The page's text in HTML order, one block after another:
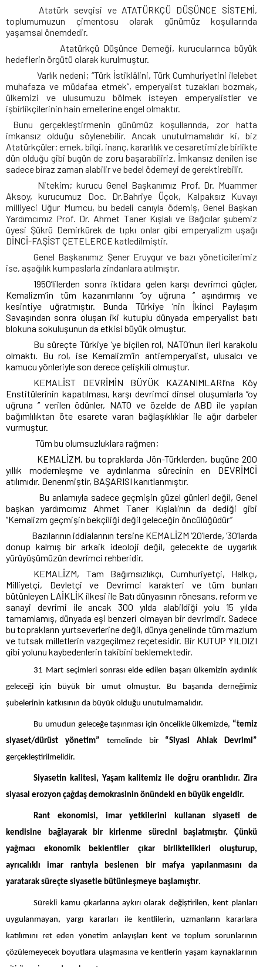
Atatürk sevgisi ve ATATÜRKÇÜ DÜŞÜNCE SİSTEMİ,
toplumumuzun çimentosu olarak günümüz koşullarında
yaşamsal önemdedir.
Atatürkçü Düşünce Derneği, kurucularınca büyük
hedeflerin örgütü olarak kurulmuştur.
Varlık nedeni; “Türk İstiklâlini, Türk Cumhuriyetini ilelebet
muhafaza ve müdafaa etmek”, emperyalist tuzakları bozmak,
ülkemizi ve ulusumuzu bölmek isteyen emperyalistler ve
işbirlikçilerinin hain emellerine engel olmaktır.
Bunu gerçekleştirmenin günümüz koşullarında, zor hatta
imkansız olduğu söylenebilir. Ancak unutulmamalıdır ki, biz
Atatürkçüler; emek, bilgi, inanç, kararlılık ve cesaretimizle birlikte
dün olduğu gibi bugün de zoru başarabiliriz. İmkansız denilen ise
sadece biraz zaman alabilir ve bedel ödemeyi de gerektirebilir.
Nitekim; kurucu Genel Başkanımız Prof. Dr. Muammer
Aksoy, kurucumuz Doc. Dr.Bahriye Üçok, Kalpaksız Kuvayı
milliyeci Uğur Mumcu, bu bedeli canıyla ödemiş, Genel Başkan
Yardımcımız Prof. Dr. Ahmet Taner Kışlalı ve Bağcılar şubemiz
üyesi Şükrü Demirkürek de tıpkı onlar gibi emperyalizm uşağı
DİNCİ-FAŞİST ÇETELERCE katledilmiştir.
Genel Başkanımız Şener Eruygur ve bazı yöneticilerimiz
ise, aşağılık kumpaslarla zindanlara atılmıştır.
1950’lilerden sonra iktidara gelen karşı devrimci güçler,
Kemalizm’in tüm kazanımlarını ‘’oy uğruna ‘’ aşındırmış ve
kesintiye uğratmıştır. Bunda Türkiye ‘nin İkinci Paylaşım
Savaşından sonra oluşan iki kutuplu dünyada emperyalist batı
blokuna sokuluşunun da etkisi büyük olmuştur.
Bu süreçte Türkiye ‘ye biçilen rol, NATO’nun ileri karakolu
olmaktı. Bu rol, ise Kemalizm’in antiemperyalist, ulusalcı ve
kamucu yönleriyle son derece çelişkili olmuştur.
KEMALİST DEVRİMİN BÜYÜK KAZANIMLARI’na Köy
Enstitülerinin kapatılması, karşı devrimci dinsel oluşumlarla ‘’oy
uğruna ‘’ verilen ödünler, NATO ve özelde de ABD ile yapılan
bağımlılıktan öte esarete varan bağlaşıklıklar ile ağır darbeler
vurmuştur.
Tüm bu olumsuzluklara rağmen;
KEMALİZM, bu topraklarda Jön-Türklerden, bugüne 200
yıllık modernleşme ve aydınlanma sürecinin en DEVRİMCİ
atılımıdır. Denenmiştir, BAŞARISI kanıtlanmıştır.
Bu anlamıyla sadece geçmişin güzel günleri değil, Genel
başkan yardımcımız Ahmet Taner Kışlalı’nın da dediği gibi
‘’Kemalizm geçmişin bekçiliği değil geleceğin öncülüğüdür’’
Bazılarının iddialarının tersine KEMALİZM ‘20’lerde, ‘30’larda
donup kalmış bir arkaik ideoloji değil, gelecekte de uygarlık
yürüyüşümüzün devrimci rehberidir.
KEMALİZM, Tam Bağımsızlıkçı, Cumhuriyetçi, Halkçı,
Milliyetçi, Devletçi ve Devrimci karakteri ve tüm bunları
bütünleyen LAİKLİK ilkesi ile Batı dünyasının rönesans, reform ve
sanayi devrimi ile ancak 300 yılda alabildiği yolu 15 yılda
tamamlamış, dünyada eşi benzeri olmayan bir devrimdir. Sadece
bu toprakların yurtseverlerine değil, dünya genelinde tüm mazlum
ve tutsak milletlerin vazgeçilmez reçetesidir. Bir KUTUP YILDIZI
gibi yolunu kaybedenlerin takibini beklemektedir.
31 Mart seçimleri sonrası elde edilen başarı ülkemizin aydınlık
geleceği için büyük bir umut olmuştur. Bu başarıda derneğimiz
şubelerinin katkısının da büyük olduğu unutulmamalıdır.
Bu umudun geleceğe taşınması için öncelikle ülkemizde, “temiz
siyaset/dürüst yönetim” temelinde bir “Siyasi Ahlak Devrimi”
gerçekleştirilmelidir.
Siyasetin kalitesi, Yaşam kalitemiz ile doğru orantılıdır. Zira
siyasal erozyon çağdaş demokrasinin önündeki en büyük engeldir.
Rant ekonomisi, imar yetkilerini kullanan siyaseti de
kendisine bağlayarak bir kirlenme sürecini başlatmıştır. Çünkü
yağmacı ekonomik beklentiler çıkar birliktelikleri oluşturup,
ayrıcalıklı imar rantıyla beslenen bir mafya yapılanmasını da
yaratarak süreçte siyasetle bütünleşmeye başlamıştır.
Sürekli kamu çıkarlarına aykırı olarak değiştirilen, kent planları
uygulanmayan, yargı kararları ile kentlilerin, uzmanların kararlara
katılımını ret eden yönetim anlayışları kent ve toplum sorunlarının
çözülemeyecek boyutlara ulaşmasına ve kentlerin yaşam kaynaklarının